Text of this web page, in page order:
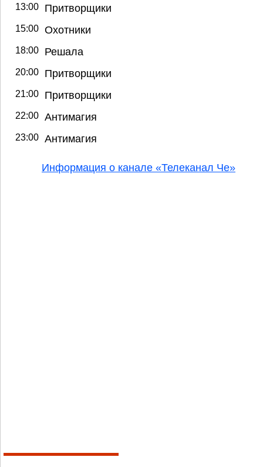
13:00 Притворщики
15:00 Охотники
18:00 Решала
20:00 Притворщики
21:00 Притворщики
22:00 Антимагия
23:00 Антимагия
Информация о канале «Телеканал Че»